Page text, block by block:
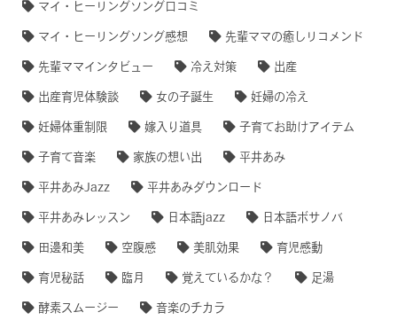
マイ・ヒーリングソング口コミ
マイ・ヒーリングソング感想 先輩ママの癒しリコメンド
先輩ママインタビュー 冷え対策 出産
出産育児体験談 女の子誕生 妊婦の冷え
妊婦体重制限 嫁入り道具 子育てお助けアイテム
子育て音楽 家族の想い出 平井あみ
平井あみJazz 平井あみダウンロード
平井あみレッスン 日本語jazz 日本語ボサノバ
田邊和美 空腹感 美肌効果 育児感動
育児秘話 臨月 覚えているかな？ 足湯
酵素スムージー 音楽のチカラ